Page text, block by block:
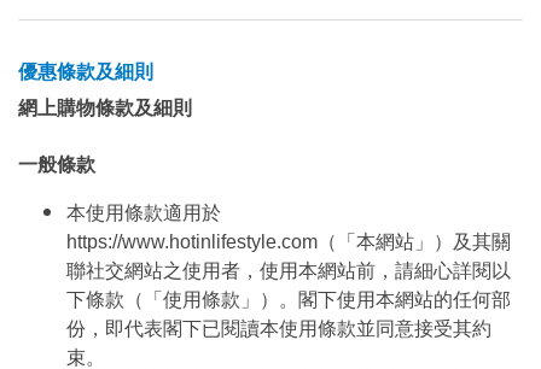
優惠條款及細則
網上購物條款及細則
一般條款
本使用條款適用於
https://www.hotinlifestyle.com（「本網站」）及其關
聯社交網站之使用者，使用本網站前，請細心詳閱以
下條款（「使用條款」）。閣下使用本網站的任何部
份，即代表閣下已閱讀本使用條款並同意接受其約
束。